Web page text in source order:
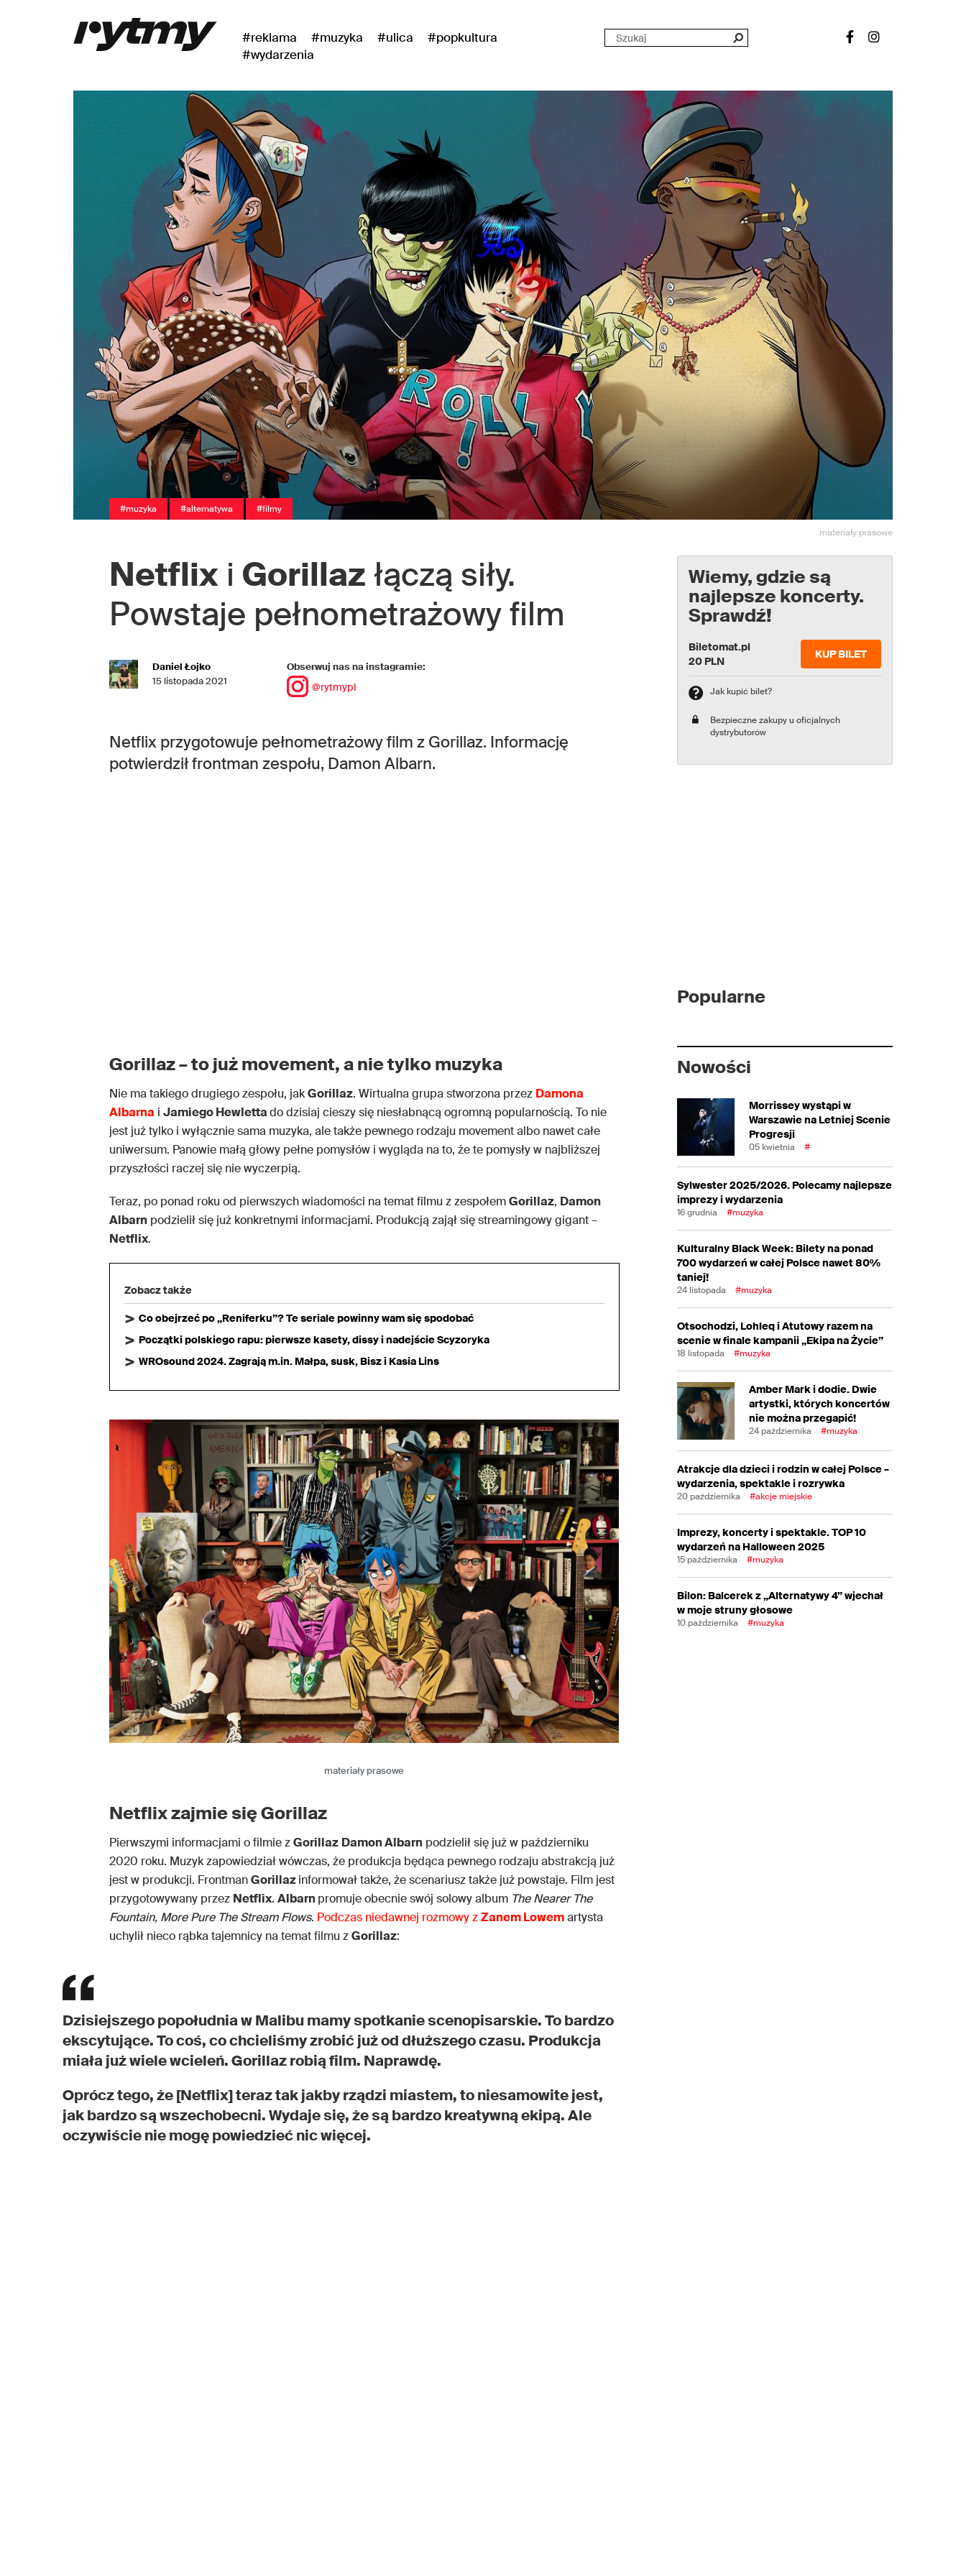
#reklama #muzyka #ulica
#popkultura
#wydarzenia
#muzyka #alternatywa #filmy
materiały prasowe
Netflix i Gorillaz łączą siły.
Powstaje pełnometrażowy film
Daniel Łojko
15 listopada 2021
Obserwuj nas na instagramie:
@rytmypl
Netflix przygotowuje pełnometrażowy film z Gorillaz. Informację
potwierdził frontman zespołu, Damon Albarn.
Gorillaz – to już movement, a nie tylko muzyka
Nie ma takiego drugiego zespołu, jakGorillaz. Wirtualna grupa stworzona przez Damona
Albarna i Jamiego Hewlettado dzisiaj cieszy się niesłabnącą ogromną popularnością. To nie
jest już tylko i wyłącznie sama muzyka, ale także pewnego rodzaju movement albo nawet całe
uniwersum. Panowie małą głowy pełne pomysłów i wygląda na to, że te pomysły w najbliższej
przyszłości raczej się nie wyczerpią.
Teraz, po ponad roku od pierwszych wiadomości na temat filmu z zespołemGorillaz, Damon
Albarn podzielił się już konkretnymi informacjami. Produkcją zajął się streamingowy gigant –
Netflix.
Zobacz także
Co obejrzeć po „Reniferku”? Te seriale powinny wam się spodobać
Początki polskiego rapu: pierwsze kasety, dissy i nadejście Scyzoryka
WROsound 2024. Zagrają m.in. Małpa, susk, Bisz i Kasia Lins
materiały prasowe
Netflix zajmie się Gorillaz
Pierwszymi informacjami o filmie zGorillaz Damon Albarn podzielił się już w październiku
2020 roku. Muzyk zapowiedział wówczas, że produkcja będąca pewnego rodzaju abstrakcją już
jest w produkcji. FrontmanGorillazinformował także, że scenariusz także już powstaje. Film jest
przygotowywany przez Netflix. Albarnpromuje obecnie swój solowy album The Nearer The
Fountain, More Pure The Stream Flows. Podczas niedawnej rozmowy zZanem Lowemartysta
uchylił nieco rąbka tajemnicy na temat filmu zGorillaz:
Dzisiejszego popołudnia w Malibu mamy spotkanie scenopisarskie. To bardzo
ekscytujące. To coś, co chcieliśmy zrobić już od dłuższego czasu. Produkcja
miała już wiele wcieleń. Gorillaz robią film. Naprawdę.
Oprócz tego, że [Netflix] teraz tak jakby rządzi miastem, to niesamowite jest,
jak bardzo są wszechobecni. Wydaje się, że są bardzo kreatywną ekipą. Ale
oczywiście nie mogę powiedzieć nic więcej.
Wiemy, gdzie są
najlepsze koncerty.
Sprawdź!
Biletomat.pl
20 PLN
KUP BILET
Jak kupić bilet?
Bezpieczne zakupy u oficjalnych
dystrybutorów
Popularne
Nowości
Morrissey wystąpi w
Warszawie na Letniej Scenie
Progresji
05 kwietnia #
Sylwester 2025/2026. Polecamy najlepsze
imprezy i wydarzenia
16 grudnia #muzyka
Kulturalny Black Week: Bilety na ponad
700 wydarzeń w całej Polsce nawet 80%
taniej!
24 listopada #muzyka
Otsochodzi, Lohleq i Atutowy razem na
scenie w finale kampanii „Ekipa na Życie”
18 listopada #muzyka
Amber Mark i dodie. Dwie
artystki, których koncertów
nie można przegapić!
24 października #muzyka
Atrakcje dla dzieci i rodzin w całej Polsce –
wydarzenia, spektakle i rozrywka
20 października #akcje miejskie
Imprezy, koncerty i spektakle. TOP 10
wydarzeń na Halloween 2025
15 października #muzyka
Bilon: Balcerek z „Alternatywy 4” wjechał
w moje struny głosowe
10 października #muzyka